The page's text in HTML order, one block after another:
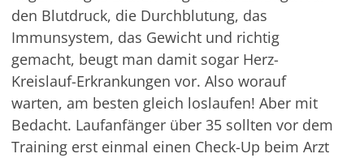
den Blutdruck, die Durchblutung, das
Immunsystem, das Gewicht und richtig
gemacht, beugt man damit sogar Herz-
Kreislauf-Erkrankungen vor. Also worauf
warten, am besten gleich loslaufen! Aber mit
Bedacht. Laufanfänger über 35 sollten vor dem
Training erst einmal einen Check-Up beim Arzt